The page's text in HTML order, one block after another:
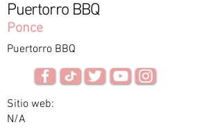
Puertorro BBQ
Ponce
Puertorro BBQ
Sitio web:
N/A